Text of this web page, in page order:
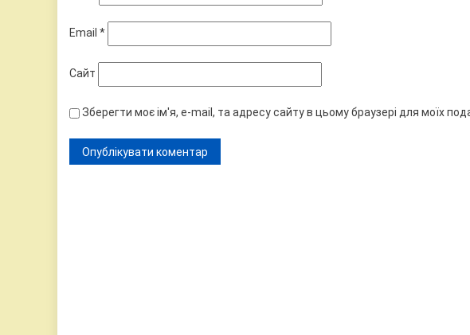
Email *
Сайт
Зберегти моє ім'я, e-mail, та адресу сайту в цьому браузері для моїх